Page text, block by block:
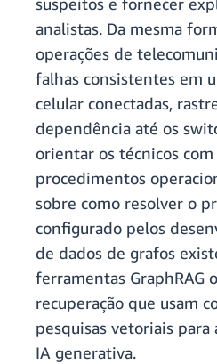
analistas. Da mesma
operações de
falhas consistentes em
celular conectadas,
dependência até os
orientar os técnicos
procedimentos
sobre como resolver o
configurado pelos
de dados de grafos
ferramentas GraphRAG
recuperação que usam
pesquisas vetoriais para
IA generativa.